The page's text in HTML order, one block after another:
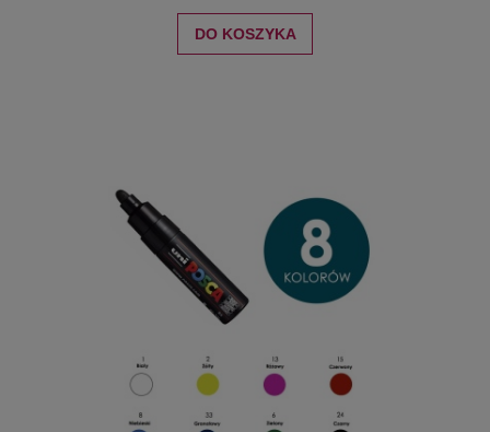
DO KOSZYKA